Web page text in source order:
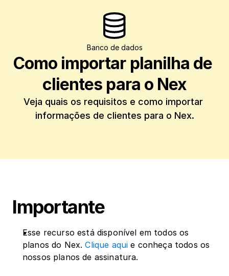
Banco de dados
Como importar planilha de
clientes para o Nex
Veja quais os requisitos e como importar
informações de clientes para o Nex.
Importante
Esse recurso está disponível em todos os
planos do Nex. Clique aqui e conheça todos os
nossos planos de assinatura.